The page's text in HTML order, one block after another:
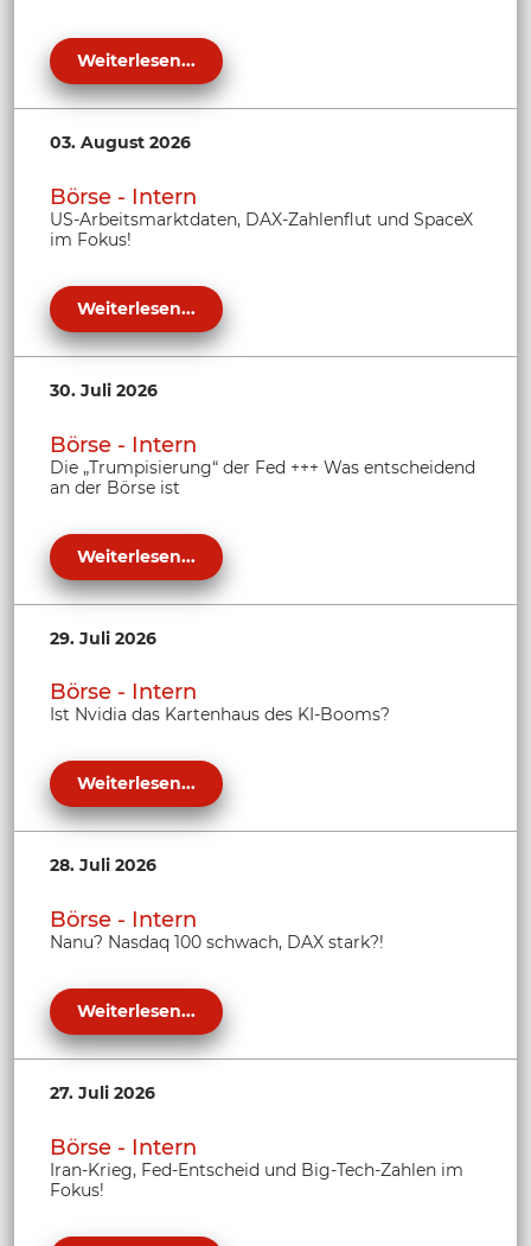
Weiterlesen...
03. August 2026
Börse - Intern
US-Arbeitsmarktdaten, DAX-Zahlenflut und SpaceX
im Fokus!
Weiterlesen...
30. Juli 2026
Börse - Intern
Die „Trumpisierung“ der Fed +++ Was entscheidend
an der Börse ist
Weiterlesen...
29. Juli 2026
Börse - Intern
Ist Nvidia das Kartenhaus des KI-Booms?
Weiterlesen...
28. Juli 2026
Börse - Intern
Nanu? Nasdaq 100 schwach, DAX stark?!
Weiterlesen...
27. Juli 2026
Börse - Intern
Iran-Krieg, Fed-Entscheid und Big-Tech-Zahlen im
Fokus!